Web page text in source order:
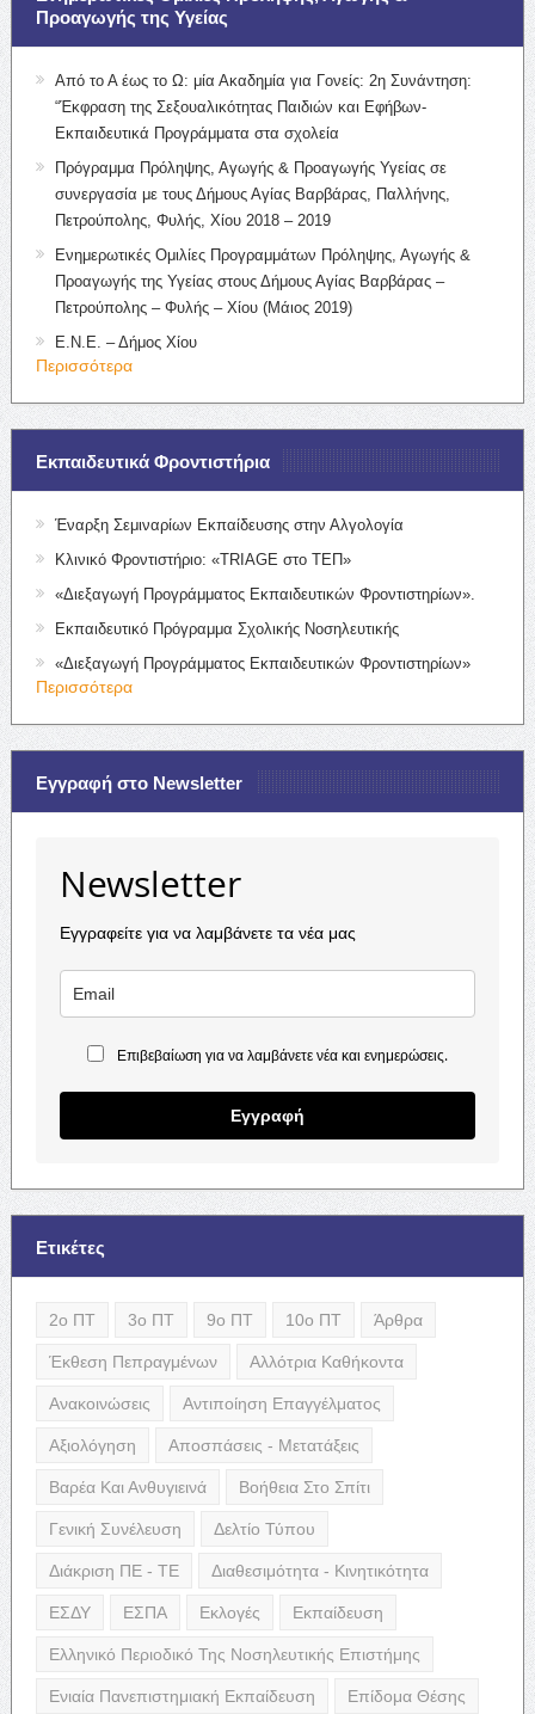
Προαγωγής της Υγείας
Από το Α έως το Ω: μία Ακαδημία για Γονείς: 2η Συνάντηση:
“Έκφραση της Σεξουαλικότητας Παιδιών και Εφήβων-
Εκπαιδευτικά Προγράμματα στα σχολεία
Πρόγραμμα Πρόληψης, Αγωγής & Προαγωγής Υγείας σε
συνεργασία με τους Δήμους Αγίας Βαρβάρας, Παλλήνης,
Πετρούπολης, Φυλής, Χίου 2018 – 2019
Ενημερωτικές Ομιλίες Προγραμμάτων Πρόληψης, Αγωγής &
Προαγωγής της Υγείας στους Δήμους Αγίας Βαρβάρας –
Πετρούπολης – Φυλής – Χίου (Μάιος 2019)
Ε.Ν.Ε. – Δήμος Χίου
Περισσότερα
Εκπαιδευτικά Φροντιστήρια
Έναρξη Σεμιναρίων Εκπαίδευσης στην Αλγολογία
Κλινικό Φροντιστήριο: «TRIAGE στο ΤΕΠ»
«Διεξαγωγή Προγράμματος Εκπαιδευτικών Φροντιστηρίων».
Εκπαιδευτικό Πρόγραμμα Σχολικής Νοσηλευτικής
«Διεξαγωγή Προγράμματος Εκπαιδευτικών Φροντιστηρίων»
Περισσότερα
Εγγραφή στο Newsletter
Newsletter
Εγγραφείτε για να λαμβάνετε τα νέα μας
Επιβεβαίωση για να λαμβάνετε νέα και ενημερώσεις.
Εγγραφή
Ετικέτες
2ο ΠΤ 3ο ΠΤ 9ο ΠΤ 10ο ΠΤ Άρθρα
Έκθεση Πεπραγμένων Αλλότρια Καθήκοντα
Ανακοινώσεις Αντιποίηση Επαγγέλματος
Αξιολόγηση Αποσπάσεις - Μετατάξεις
Βαρέα Και Ανθυγιεινά Βοήθεια Στο Σπίτι
Γενική Συνέλευση Δελτίο Τύπου
Διάκριση ΠΕ - ΤΕ Διαθεσιμότητα - Κινητικότητα
ΕΣΔΥ ΕΣΠΑ Εκλογές Εκπαίδευση
Ελληνικό Περιοδικό Της Νοσηλευτικής Επιστήμης
Ενιαία Πανεπιστημιακή Εκπαίδευση Επίδομα Θέσης